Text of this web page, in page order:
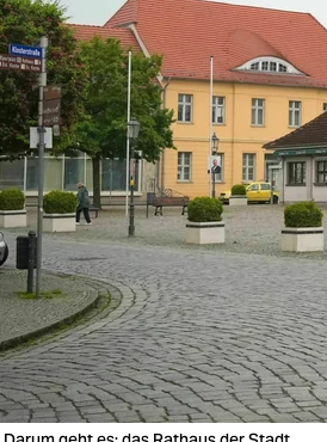
wahrheit
verlag
verlag
veranstaltungen
shop
fragen & hilfe
unterstützen
abo
genossenschaft